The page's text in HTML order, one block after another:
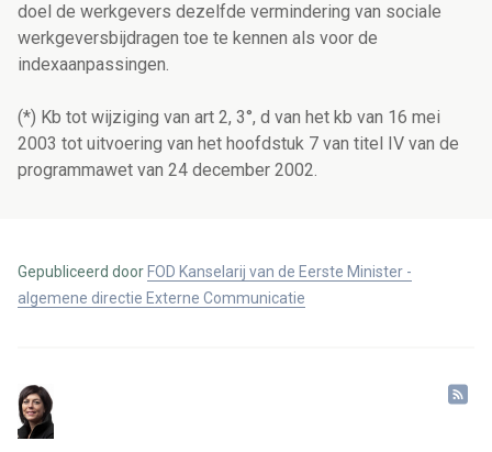
doel de werkgevers dezelfde vermindering van sociale
werkgeversbijdragen toe te kennen als voor de
indexaanpassingen.
(*) Kb tot wijziging van art 2, 3°, d van het kb van 16 mei
2003 tot uitvoering van het hoofdstuk 7 van titel IV van de
programmawet van 24 december 2002.
Gepubliceerd door FOD Kanselarij van de Eerste Minister -
algemene directie Externe Communicatie